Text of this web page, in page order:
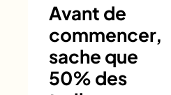
Avant de
commencer,
sache que
50% des